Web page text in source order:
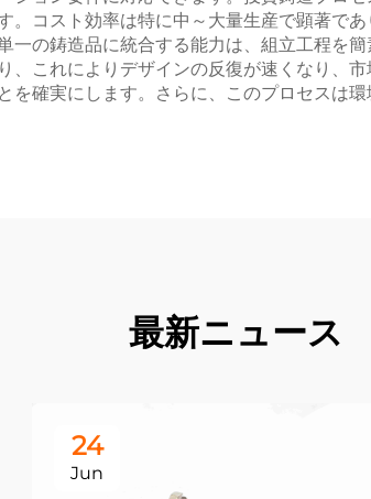
。コスト効率は特に中～大量生産で顕著で
一の鋳造品に統合する能力は、組立工程を
、これによりデザインの反復が速くなり、
を確実にします。さらに、このプロセスは
最新ニュース
24
Jun